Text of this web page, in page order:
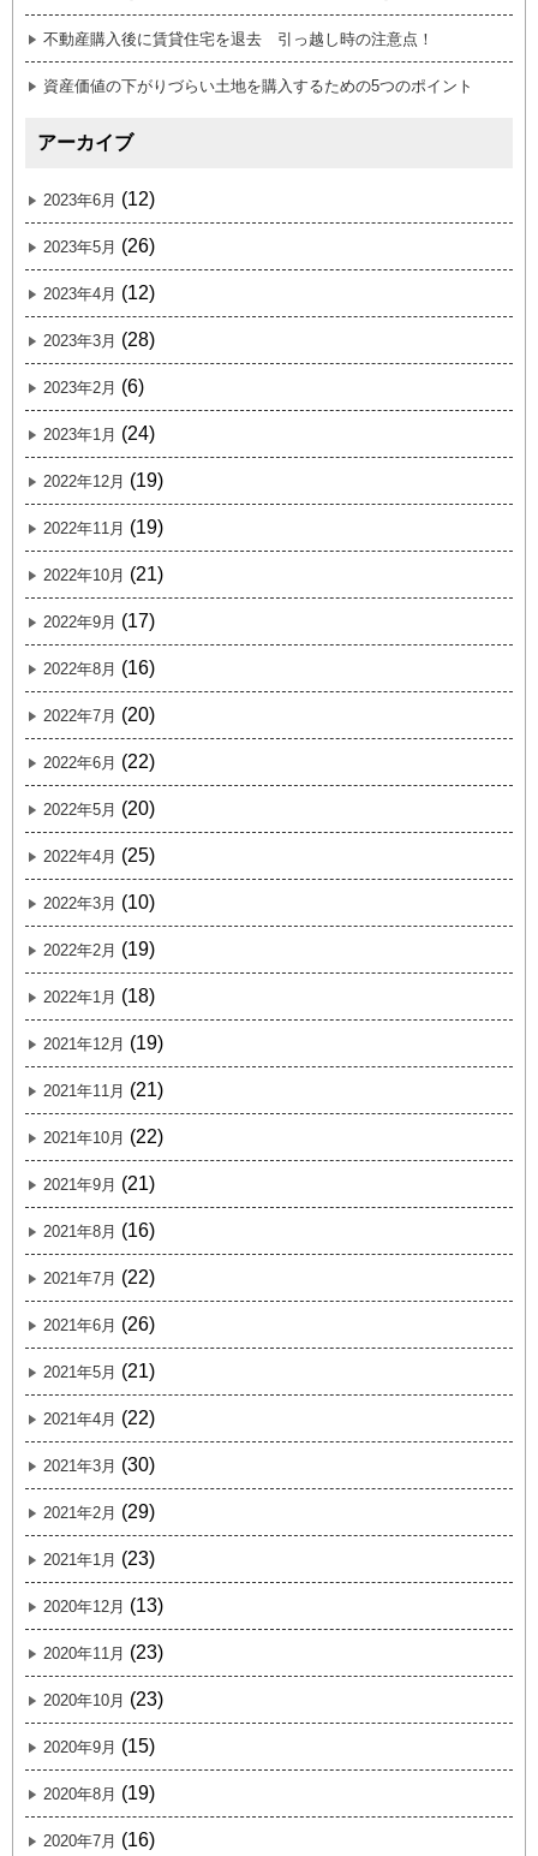
不動産購入後に賃貸住宅を退去 引っ越し時の注意点！
資産価値の下がりづらい土地を購入するための5つのポイント
アーカイブ
2023年6月 (12)
2023年5月 (26)
2023年4月 (12)
2023年3月 (28)
2023年2月 (6)
2023年1月 (24)
2022年12月 (19)
2022年11月 (19)
2022年10月 (21)
2022年9月 (17)
2022年8月 (16)
2022年7月 (20)
2022年6月 (22)
2022年5月 (20)
2022年4月 (25)
2022年3月 (10)
2022年2月 (19)
2022年1月 (18)
2021年12月 (19)
2021年11月 (21)
2021年10月 (22)
2021年9月 (21)
2021年8月 (16)
2021年7月 (22)
2021年6月 (26)
2021年5月 (21)
2021年4月 (22)
2021年3月 (30)
2021年2月 (29)
2021年1月 (23)
2020年12月 (13)
2020年11月 (23)
2020年10月 (23)
2020年9月 (15)
2020年8月 (19)
2020年7月 (16)